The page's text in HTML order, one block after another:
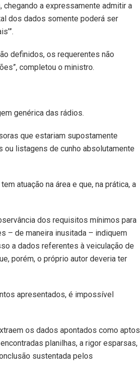
a expressamente admitir a
dos dados somente poderá ser
definidos, os requerentes não
completou o ministro.
genérica das rádios.
que estariam supostamente
listagens de cunho absolutamente
atuação na área e que, na prática, a
dos requisitos mínimos para
– de maneira inusitada – indiquem
a dados referentes à veiculação de
porém, o próprio autor deveria ter
apresentados, é impossível
os dados apontados como aptos
planilhas, a rigor esparsas,
sustentada pelos